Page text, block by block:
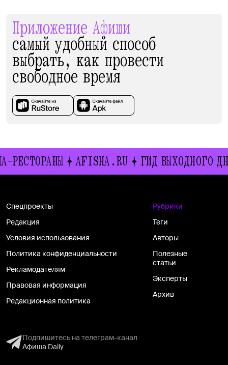
Приложение Афиши
самый удобный способ
выбрать, как провести
свободное время
AFISHA.RU ГИД ВЫХОДНОГО ДНЯ
Спецпроекты
Редакция
Условия использования
Политика конфиденциальности
Рекламодателям
Правовая информация
Редакционная политика
Рубрики
Теги
Авторы
Полезные
статьи
Эксперты
Архив
Подпишитесь на телеграм-канал
Афиша Daily